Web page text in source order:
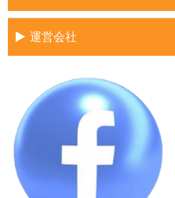
運営会社